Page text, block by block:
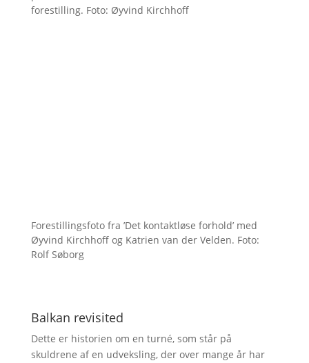
forestilling. Foto: Øyvind Kirchhoff
Forestillingsfoto fra ’Det kontaktløse forhold’ med
Øyvind Kirchhoff og Katrien van der Velden. Foto:
Rolf Søborg
Balkan revisited
Dette er historien om en turné, som står på
skuldrene af en udveksling, der over mange år har